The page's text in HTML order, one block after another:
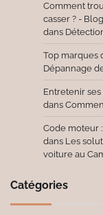
Comment
casser ? -
dans
Top marques
Dépannage
Entretenir
dans
Code moteur
dans Les
voiture au
Catégories